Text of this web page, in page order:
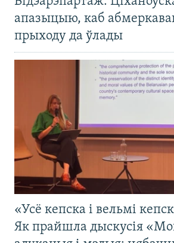
апазыцыю, каб
прыходу да ўлады
«Усё кепска і вельмі
Як прайшла дыскусія